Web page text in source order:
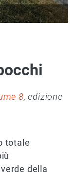
8, edizione
totale
della